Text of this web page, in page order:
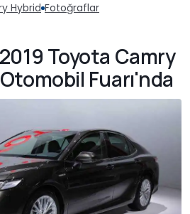
Hybrid Fotoğraflar
Toyota Camry
Fuarı'nda